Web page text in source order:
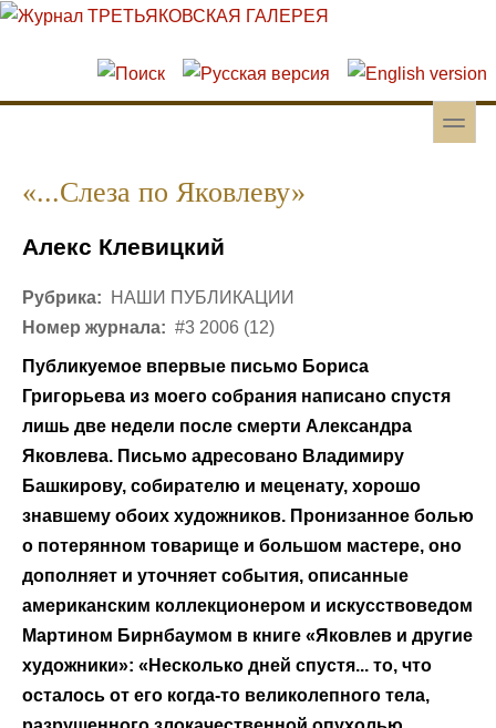
Перейти к основному содержанию
Skip to search
toggle
«...Слеза по Яковлеву»
Алекс Клевицкий
Рубрика:
НАШИ ПУБЛИКАЦИИ
Номер журнала: #3 2006 (12)
Публикуемое впервые письмо Бориса
Григорьева из моего собрания написано спустя
лишь две недели после смерти Александра
Яковлева. Письмо адресовано Владимиру
Башкирову, собирателю и меценату, хорошо
знавшему обоих художников. Пронизанное болью
о потерянном товарище и большом мастере, оно
дополняет и уточняет события, описанные
американским коллекционером и искусствоведом
Мартином Бирнбаумом в книге «Яковлев и другие
художники»: «Несколько дней спустя... то, что
осталось от его когда-то великолепного тела,